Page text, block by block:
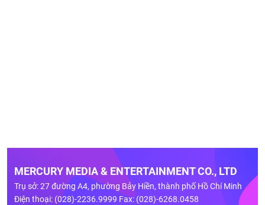
MERCURY MEDIA & ENTERTAINMENT CO., LTD
Trụ sở: 27 đường A4, phường Bảy Hiền, thành phố Hồ Chí Minh
Điện thoại: (028)-2236.9999 Fax: (028)-6268.0458